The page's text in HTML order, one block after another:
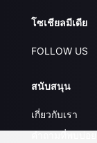
โซเชียลมีเดีย
FOLLOW US
สนับสนุน
เกี่ยวกับเรา